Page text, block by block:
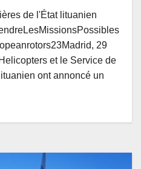
de l'État lituanien
29
et le Service de
ont annoncé un